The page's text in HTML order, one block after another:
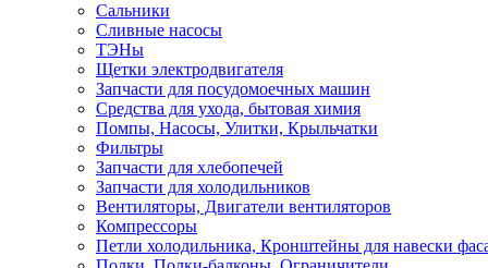
Сальники
Сливные насосы
ТЭНы
Щетки электродвигателя
Запчасти для посудомоечных машин
Средства для ухода, бытовая химия
Помпы, Насосы, Улитки, Крыльчатки
Фильтры
Запчасти для хлебопечей
Запчасти для холодильников
Вентиляторы, Двигатели вентиляторов
Компрессоры
Петли холодильника, Кронштейны для навески